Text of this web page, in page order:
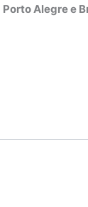
Porto Alegre e